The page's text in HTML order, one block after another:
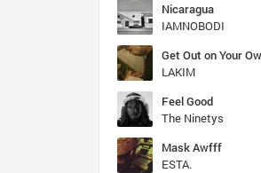
Nicaragua
IAMNOBODI
Get Out on Your
LAKIM
Feel Good
The Ninetys
Mask Awfff
ESTA.